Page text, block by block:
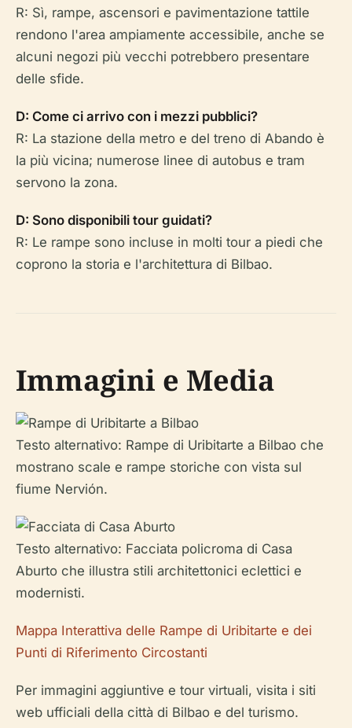
R: Sì, rampe, ascensori e pavimentazione tattile
rendono l'area ampiamente accessibile, anche se
alcuni negozi più vecchi potrebbero presentare
delle sfide.
D: Come ci arrivo con i mezzi pubblici?
R: La stazione della metro e del treno di Abando è
la più vicina; numerose linee di autobus e tram
servono la zona.
D: Sono disponibili tour guidati?
R: Le rampe sono incluse in molti tour a piedi che
coprono la storia e l'architettura di Bilbao.
Immagini e Media
Testo alternativo: Rampe di Uribitarte a Bilbao che
mostrano scale e rampe storiche con vista sul
fiume Nervión.
Testo alternativo: Facciata policroma di Casa
Aburto che illustra stili architettonici eclettici e
modernisti.
Mappa Interattiva delle Rampe di Uribitarte e dei
Punti di Riferimento Circostanti
Per immagini aggiuntive e tour virtuali, visita i siti
web ufficiali della città di Bilbao e del turismo.